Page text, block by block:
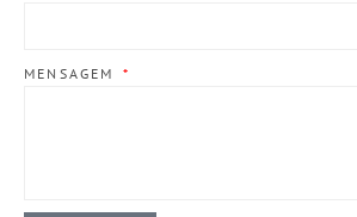
MENSAGEM